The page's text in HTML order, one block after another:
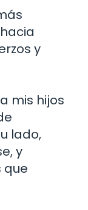
y
mis hijos
lado,
y
que